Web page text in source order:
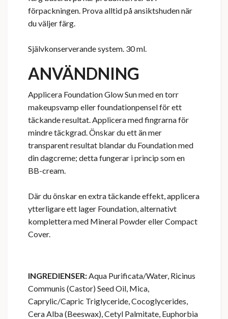
förpackningen. Prova alltid på ansiktshuden när
du väljer färg.
Självkonserverande system. 30 ml.
ANVÄNDNING
Applicera Foundation Glow Sun med en torr
makeupsvamp eller foundationpensel för ett
täckande resultat. Applicera med fingrarna för
mindre täckgrad. Önskar du ett än mer
transparent resultat blandar du Foundation med
din dagcreme; detta fungerar i princip som en
BB-cream.
Där du önskar en extra täckande effekt, applicera
ytterligare ett lager Foundation, alternativt
komplettera med Mineral Powder eller Compact
Cover.
INGREDIENSER: Aqua Purificata/Water, Ricinus
Communis (Castor) Seed Oil, Mica,
Caprylic/Capric Triglyceride, Cocoglycerides,
Cera Alba (Beeswax), Cetyl Palmitate, Euphorbia